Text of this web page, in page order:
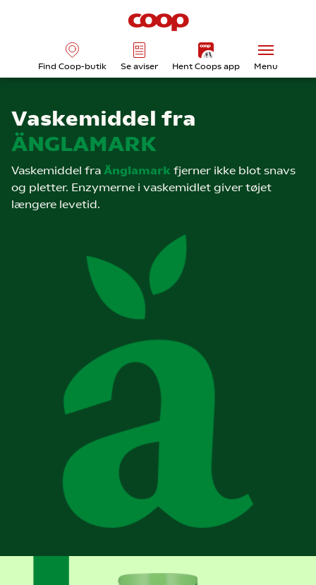
Find Coop-butik Se aviser Hent Coops app Menu
Vaskemiddel fra
ÄNGLAMARK
Vaskemiddel fra Änglamark fjerner ikke blot snavs
og pletter. Enzymerne i vaskemidlet giver tøjet
længere levetid.